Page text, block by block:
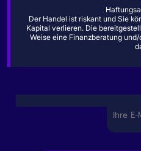
Der Handel ist riskant und Sie
Kapital verlieren. Die
Weise eine Finanzberatung